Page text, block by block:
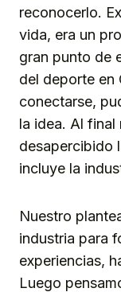
reconocerlo.
vida, era un
gran punto de
del deporte en
conectarse,
la idea. Al final
desapercibido
incluye la
Nuestro
industria para
experiencias,
Luego